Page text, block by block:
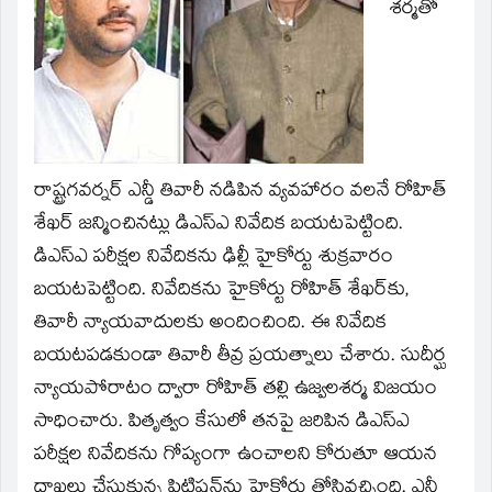
శర్మతో
రాష్ట్రగవర్నర్‌ ఎన్డీ తివారీ నడిపిన వ్యవహారం వలనే రోహిత్‌
శేఖర్‌ జన్మించినట్లు డిఎస్‌ఎ నివేదిక బయటపెట్టింది.
డిఎస్‌ఎ పరీక్షల నివేదికను ఢిల్లీ హైకోర్టు శుక్రవారం
బయటపెట్టింది. నివేదికను హైకోర్టు రోహిత్‌ శేఖర్‌కు,
తివారీ న్యాయవాదులకు అందించింది. ఈ నివేదిక
బయటపడకుండా తివారీ తీవ్ర ప్రయత్నాలు చేశారు. సుదీర్ఘ
న్యాయపోరాటం ద్వారా రోహిత్‌ తల్లి ఉజ్వలశర్మ విజయం
సాధించారు. పితృత్వం కేసులో తనపై జరిపిన డిఎస్‌ఎ
పరీక్షల నివేదికను గోప్యంగా ఉంచాలని కోరుతూ ఆయన